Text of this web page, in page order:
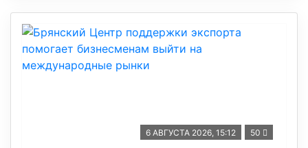
6 АВГУСТА 2026, 15:12 50